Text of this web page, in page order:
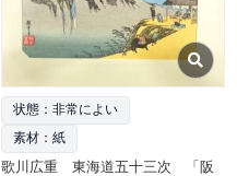
状態：非常によい
素材：紙
歌川広重 東海道五十三次 「阪